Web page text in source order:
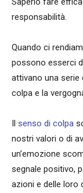
responsabilità.
Quando ci
possono esserci
attivano una serie
colpa e la
Il senso di colpa
nostri valori o di
un’emozione
segnale positivo,
azioni e delle loro